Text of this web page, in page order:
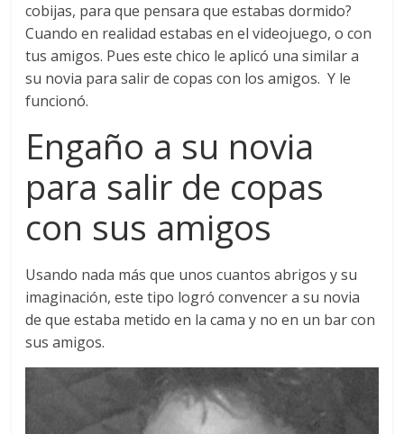
cobijas, para que pensara que estabas dormido?
Cuando en realidad estabas en el videojuego, o con
tus amigos. Pues este chico le aplicó una similar a
su novia para salir de copas con los amigos. Y le
funcionó.
Engaño a su novia
para salir de copas
con sus amigos
Usando nada más que unos cuantos abrigos y su
imaginación, este tipo logró convencer a su novia
de que estaba metido en la cama y no en un bar con
sus amigos.